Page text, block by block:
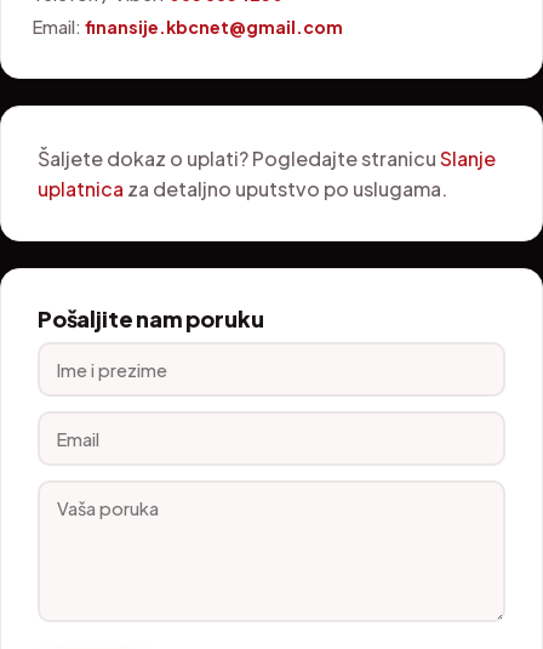
Email: finansije.kbcnet@gmail.com
Šaljete dokaz o uplati? Pogledajte stranicuSlanje
uplatnica za detaljno uputstvo po uslugama.
Pošaljite nam poruku